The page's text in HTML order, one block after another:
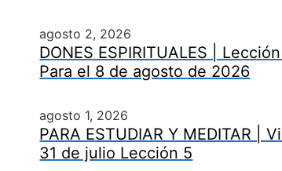
agosto 2, 2026
DONES ESPIRITUALES |
Para el 8 de agosto de 2026
agosto 1, 2026
PARA ESTUDIAR Y MEDITAR |
31 de julio Lección 5